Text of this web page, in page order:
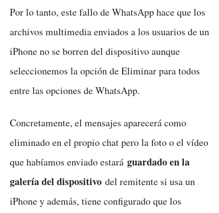
Por lo tanto, este fallo de WhatsApp hace que los
archivos multimedia enviados a los usuarios de un
iPhone no se borren del dispositivo aunque
seleccionemos la opción de Eliminar para todos
entre las opciones de WhatsApp.
Concretamente, el mensajes aparecerá como
eliminado en el propio chat pero la foto o el vídeo
que habíamos enviado estará guardado en la
galería del dispositivo del remitente si usa un
iPhone y además, tiene configurado que los